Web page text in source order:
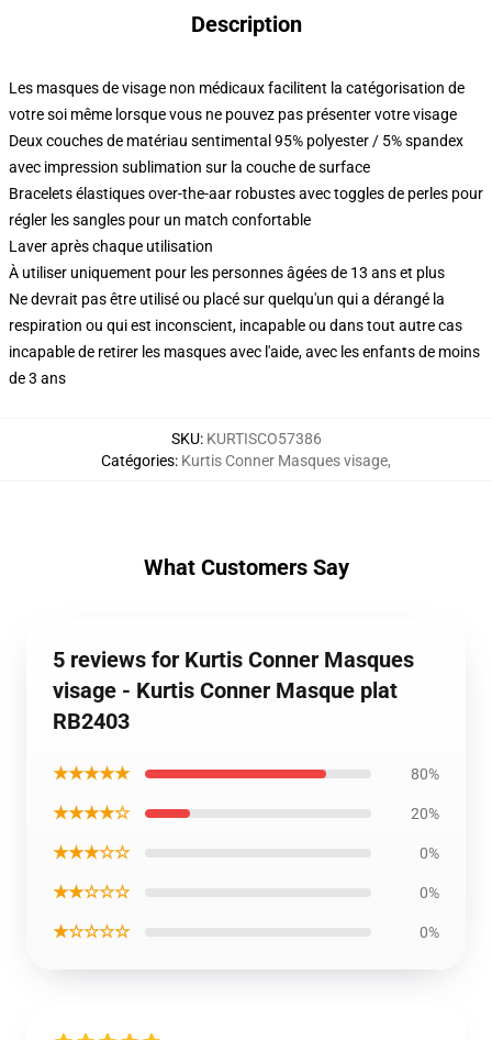
Description
Les masques de visage non médicaux facilitent la catégorisation de
votre soi même lorsque vous ne pouvez pas présenter votre visage
Deux couches de matériau sentimental 95% polyester / 5% spandex
avec impression sublimation sur la couche de surface
Bracelets élastiques over-the-aar robustes avec toggles de perles pour
régler les sangles pour un match confortable
Laver après chaque utilisation
À utiliser uniquement pour les personnes âgées de 13 ans et plus
Ne devrait pas être utilisé ou placé sur quelqu'un qui a dérangé la
respiration ou qui est inconscient, incapable ou dans tout autre cas
incapable de retirer les masques avec l'aide, avec les enfants de moins
de 3 ans
SKU: KURTISCO57386
Catégories: Kurtis Conner Masques visage,
What Customers Say
5 reviews for Kurtis Conner Masques
visage - Kurtis Conner Masque plat
RB2403
★★★★★ 80%
★★★★☆ 20%
★★★☆☆ 0%
★★☆☆☆ 0%
★☆☆☆☆ 0%